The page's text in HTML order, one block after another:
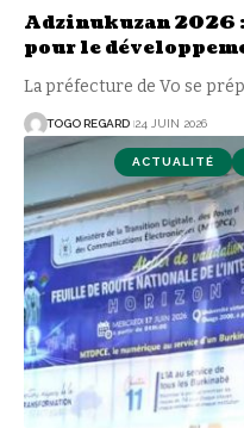
Adzinukuzan 2026
pour le
La préfecture de Vo se
TOGO REGARD 24 JUIN 2026
ACTUALITÉ